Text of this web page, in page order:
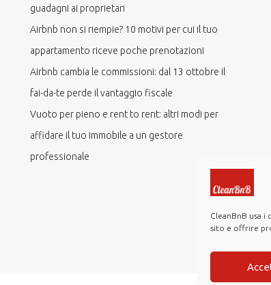
CleanBnB usa
sito e offrire
guadagni ai proprietari
Airbnb non si riempie? 10 motivi per cui il tuo
appartamento riceve poche prenotazioni
Airbnb cambia le commissioni: dal 13 ottobre il
fai-da-te perde il vantaggio fiscale
Vuoto per pieno e rent to rent: altri modi per
affidare il tuo immobile a un gestore
professionale